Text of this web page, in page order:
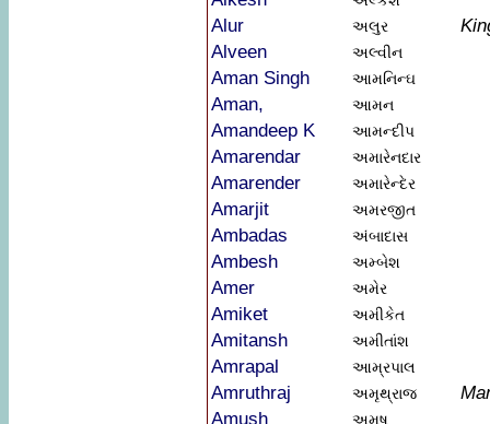
Alur અલુર
Alveen
અલ્વીન
Aman Singh આમનિન્ઘ
Aman, આમન
Amandeep K આમન્દીપ
Amarendar અમારેનદાર
Amarender અમારેન્દેર
Amarjit અમરજીત
Ambadas અંબાદાસ
Ambesh અમ્બેશ
Amer અમેર
Amiket અમીકેત
Amitansh અમીતાંશ
Amrapal આમ્રપાલ
Amruthraj અમૃથ્રાજ
Amush
અમુષ